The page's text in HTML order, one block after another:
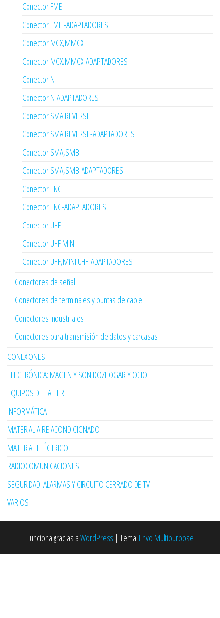
Conector FME
Conector FME -ADAPTADORES
Conector MCX,MMCX
Conector MCX,MMCX-ADAPTADORES
Conector N
Conector N-ADAPTADORES
Conector SMA REVERSE
Conector SMA REVERSE-ADAPTADORES
Conector SMA,SMB
Conector SMA,SMB-ADAPTADORES
Conector TNC
Conector TNC-ADAPTADORES
Conector UHF
Conector UHF MINI
Conector UHF,MINI UHF-ADAPTADORES
Conectores de señal
Conectores de terminales y puntas de cable
Conectores industriales
Conectores para transmisión de datos y carcasas
CONEXIONES
ELECTRÓNICA:IMAGEN Y SONIDO/HOGAR Y OCIO
EQUIPOS DE TALLER
INFORMÁTICA
MATERIAL AIRE ACONDICIONADO
MATERIAL ELÉCTRICO
RADIOCOMUNICACIONES
SEGURIDAD: ALARMAS Y CIRCUITO CERRADO DE TV
VARIOS
Funciona gracias aWordPress | Tema: Envo Multipurpose